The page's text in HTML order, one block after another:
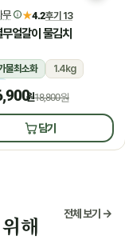
무 ★4.2후기 13
얼갈이 물김치
물최소화
1.4kg
원18,800원
담기
해 전체 보기 →